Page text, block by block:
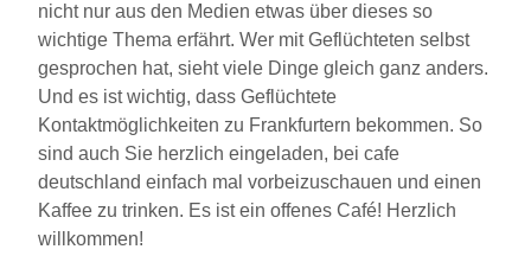
nicht nur aus den Medien etwas über dieses so
wichtige Thema erfährt. Wer mit Geflüchteten selbst
gesprochen hat, sieht viele Dinge gleich ganz anders.
Und es ist wichtig, dass Geflüchtete
Kontaktmöglichkeiten zu Frankfurtern bekommen. So
sind auch Sie herzlich eingeladen, bei cafe
deutschland einfach mal vorbeizuschauen und einen
Kaffee zu trinken. Es ist ein offenes Café! Herzlich
willkommen!